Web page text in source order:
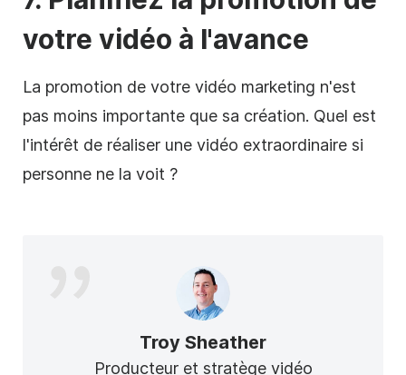
votre vidéo à l'avance
La promotion de votre vidéo marketing n'est
pas moins importante que sa création. Quel est
l'intérêt de réaliser une vidéo extraordinaire si
personne ne la voit ?
Troy Sheather
Producteur et stratège vidéo